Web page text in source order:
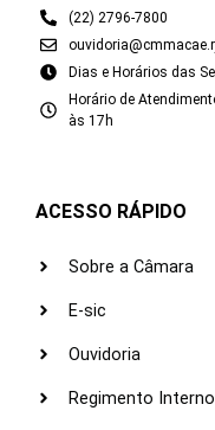
(22) 2796-7800
Dias e Horários das
Horário de
às 17h
ACESSO RÁPIDO
Sobre a Câmara
E-sic
Ouvidoria
Regimento Interno